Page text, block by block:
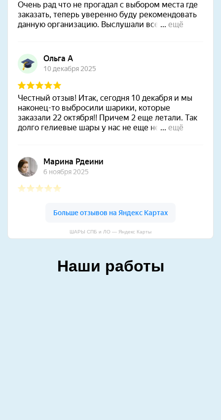
ШАРЫ СПБ и ЛО — Яндекс Карты
Наши работы